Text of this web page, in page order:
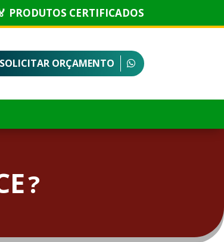
PRODUTOS CERTIFICADOS
SOLICITAR ORÇAMENTO
?